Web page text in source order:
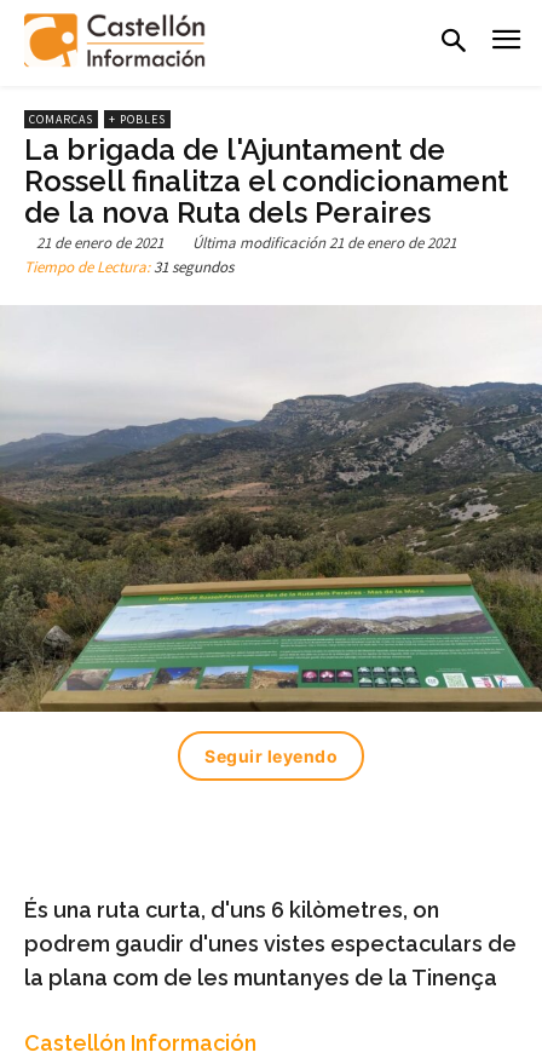
COMARCAS + POBLES
La brigada de l'Ajuntament de
Rossell finalitza el condicionament
de la nova Ruta dels Peraires
21 de enero de 2021 Última modificación21 de enero de 2021
Tiempo de Lectura:31 segundos
Seguir leyendo
És una ruta curta, d'uns 6 kilòmetres, on
podrem gaudir d'unes vistes espectaculars de
la plana com de les muntanyes de la Tinença
Castellón Información